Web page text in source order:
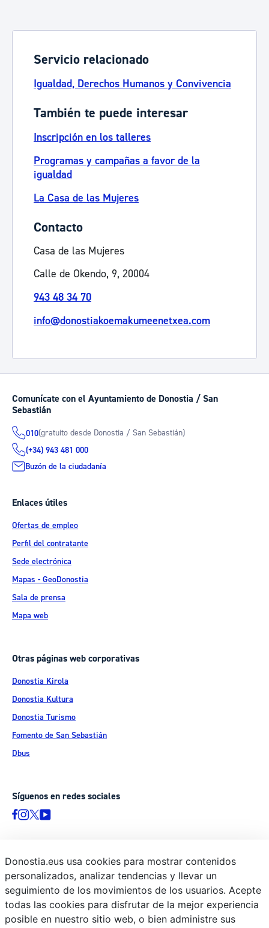
Servicio relacionado
Igualdad, Derechos Humanos y Convivencia
También te puede interesar
Inscripción en los talleres
Programas y campañas a favor de la
igualdad
La Casa de las Mujeres
Contacto
Casa de las Mujeres
Calle de Okendo, 9, 20004
943 48 34 70
info@donostiakoemakumeenetxea.com
Comunícate con el Ayuntamiento de Donostia / San
Sebastián
010(gratuito desde Donostia / San Sebastián)
(+34) 943 481 000
Buzón de la ciudadanía
Enlaces útiles
Ofertas de empleo
Perfil del contratante
Sede electrónica
Mapas - GeoDonostia
Sala de prensa
Mapa web
Otras páginas web corporativas
Donostia Kirola
Donostia Kultura
Donostia Turismo
Fomento de San Sebastián
Dbus
Síguenos en redes sociales
© Donostiako Udala - Ayuntamiento de Donostia / San Sebastián
Ijentea 1, 20003 Donostia / San Sebastián
Aviso legal
Política de privacidad
Donostia.eus usa cookies para mostrar contenidos
personalizados, analizar tendencias y llevar un
seguimiento de los movimientos de los usuarios. Acepte
todas las cookies para disfrutar de la mejor experiencia
posible en nuestro sitio web, o bien administre sus